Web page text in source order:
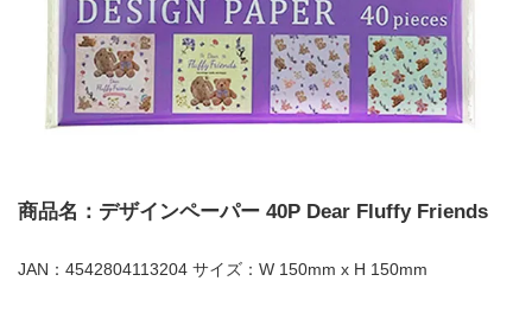
商品名：デザインペーパー 40P Dear Fluffy Friends
JAN：4542804113204 サイズ：W 150mm x H 150mm